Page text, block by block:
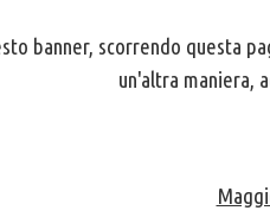
banner, scorrendo questa
un'altra maniera,
- ORE 20.30